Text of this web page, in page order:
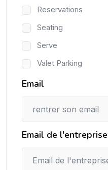
Reservations
Seating
Serve
Valet Parking
Email
Email de l'entreprise